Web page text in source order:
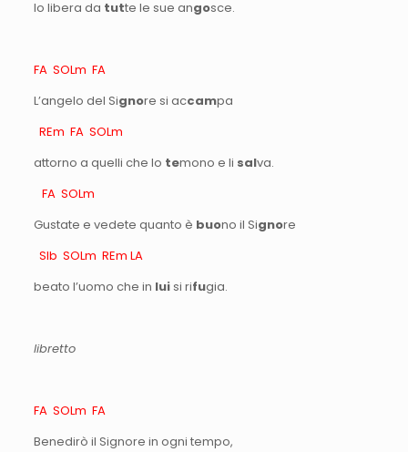
lo libera da tutte le sue angosce.
FA SOLm FA
L’angelo del Signore si accampa
REm FA SOLm
attorno a quelli che lo temono e li salva.
FA SOLm
Gustate e vedete quanto è buono il Signore
SIb SOLm REm LA
beato l’uomo che in luisi rifugia.
libretto
FA SOLm FA
Benedirò il Signore in ogni tempo,